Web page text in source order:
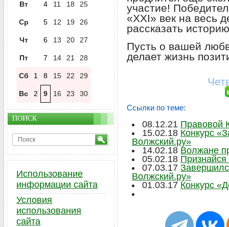
участие!
«XXI» век на весь
рассказать
Пусть о вашей
делает жизнь
Ссылки по теме:
08.12.21 Правовой
15.02.18 Конкурс
Волжский.ру»
14.02.18 Волжане
05.02.18
07.03.17
Волжский.ру»
01.03.17 Конкурс
Вт 4 11 18 25
Ср 5 12 19 26
Чт 6 13 20 27
Пт 7 14 21 28
Сб 1 8 15 22 29
Вс 2 9 16 23 30
ПОИСК
Использование
информации сайта
Условия
использования
сайта